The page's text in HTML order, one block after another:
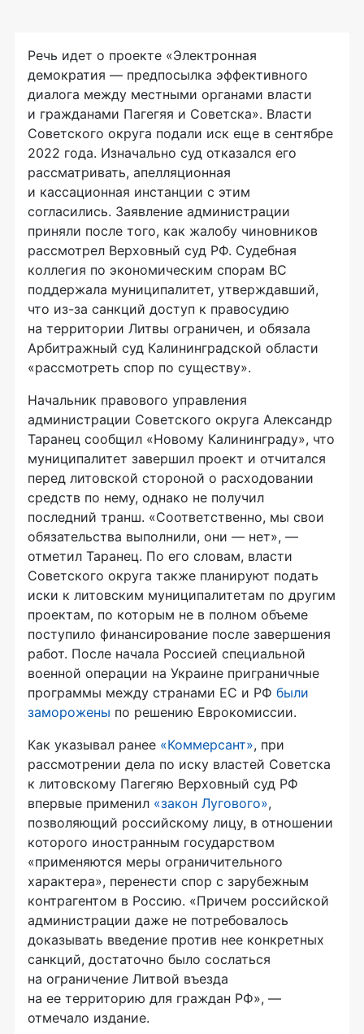
Речь идет о проекте «Электронная
демократия — предпосылка эффективного
диалога между местными органами власти
и гражданами Пагегяя и Советска». Власти
Советского округа подали иск еще в сентябре
2022 года. Изначально суд отказался его
рассматривать, апелляционная
и кассационная инстанции с этим
согласились. Заявление администрации
приняли после того, как жалобу чиновников
рассмотрел Верховный суд РФ. Судебная
коллегия по экономическим спорам ВС
поддержала муниципалитет, утверждавший,
что из-за санкций доступ к правосудию
на территории Литвы ограничен, и обязала
Арбитражный суд Калининградской области
«рассмотреть спор по существу».
Начальник правового управления
администрации Советского округа Александр
Таранец сообщил «Новому Калининграду», что
муниципалитет завершил проект и отчитался
перед литовской стороной о расходовании
средств по нему, однако не получил
последний транш. «Соответственно, мы свои
обязательства выполнили, они — нет», —
отметил Таранец. По его словам, власти
Советского округа также планируют подать
иски к литовским муниципалитетам по другим
проектам, по которым не в полном объеме
поступило финансирование после завершения
работ. После начала Россией специальной
военной операции на Украине приграничные
программы между странами ЕС и РФ были
заморожены по решению Еврокомиссии.
Как указывал ранее «Коммерсант», при
рассмотрении дела по иску властей Советска
к литовскому Пагегяю Верховный суд РФ
впервые применил «закон Лугового»,
позволяющий российскому лицу, в отношении
которого иностранным государством
«применяются меры ограничительного
характера», перенести спор с зарубежным
контрагентом в Россию. «Причем российской
администрации даже не потребовалось
доказывать введение против нее конкретных
санкций, достаточно было сослаться
на ограничение Литвой въезда
на ее территорию для граждан РФ», —
отмечало издание.